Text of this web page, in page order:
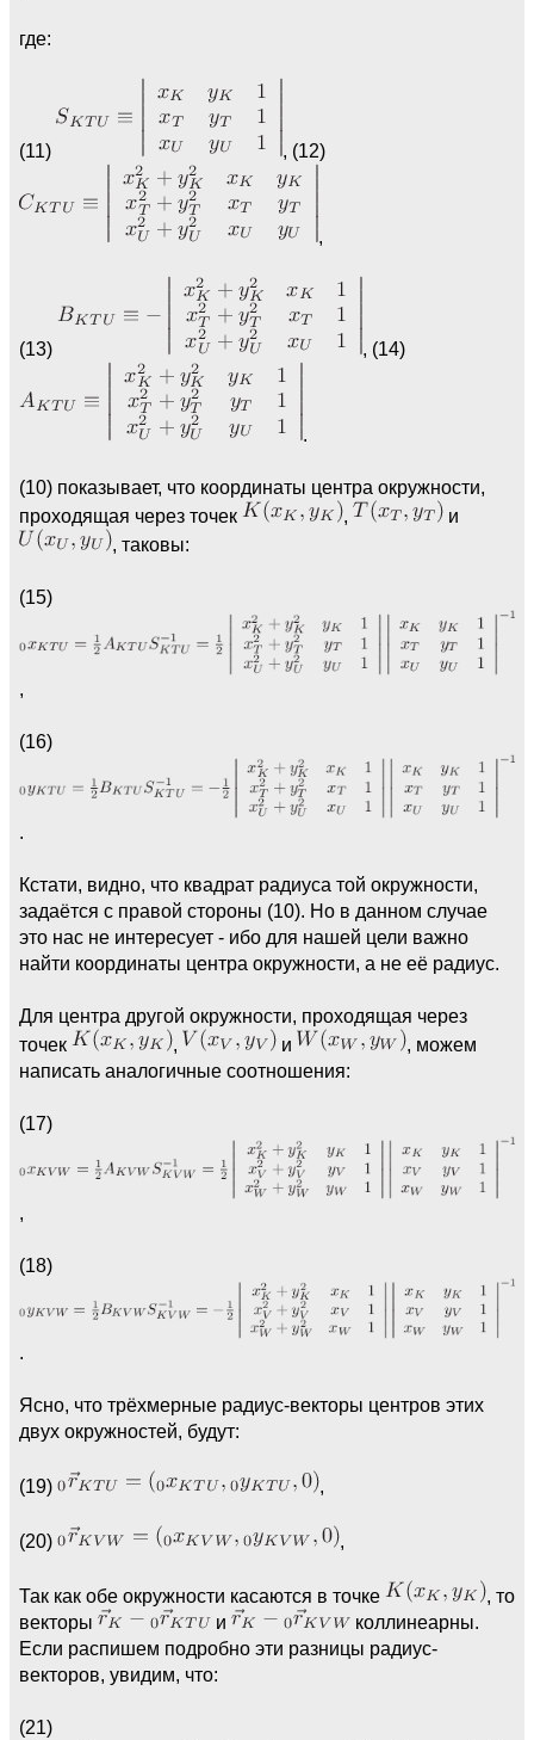
где:
(11) , (12)
,
(13) , (14)
.
(10) показывает, что координаты центра окружности,
проходящая через точек
,
и
, таковы:
(15)
,
(16)
.
Кстати, видно, что квадрат радиуса той окружности,
задаётся с правой стороны (10). Но в данном случае
это нас не интересует - ибо для нашей цели важно
найти координаты центра окружности, а не её радиус.
Для центра другой окружности, проходящая через
точек
, и
, можем
написать аналогичные соотношения:
(17)
,
(18)
.
Ясно, что трёхмерные радиус-векторы центров этих
двух окружностей, будут:
(19) ,
(20) ,
Так как обе окружности касаются в точке
, то
векторы
и
коллинеарны.
Если распишем подробно эти разницы радиус-
векторов, увидим, что:
(21)